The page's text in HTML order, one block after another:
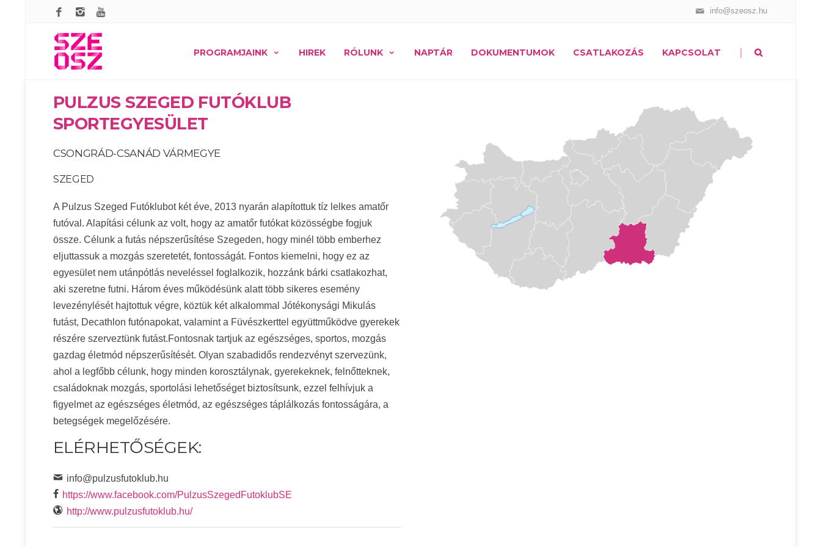
info@szeosz.hu
PROGRAMJAINK HIREK RÓLUNK NAPTÁR DOKUMENTUMOK CSATLAKOZÁS KAPCSOLAT |
PULZUS SZEGED FUTÓKLUB
SPORTEGYESÜLET
CSONGRÁD-CSANÁD VÁRMEGYE
SZEGED
A Pulzus Szeged Futóklubot két éve, 2013 nyarán alapítottuk tíz lelkes amatőr
futóval. Alapítási célunk az volt, hogy az amatőr futókat közösségbe fogjuk
össze. Célunk a futás népszerűsítése Szegeden, hogy minél több emberhez
eljuttassuk a mozgás szeretetét, fontosságát. Fontos kiemelni, hogy ez az
egyesület nem utánpótlás neveléssel foglalkozik, hozzánk bárki csatlakozhat,
aki szeretne futni. Három éves működésünk alatt több sikeres esemény
levezénylését hajtottuk végre, köztük két alkalommal Jótékonysági Mikulás
futást, Decathlon futónapokat, valamint a Füvészkerttel együttműködve gyerekek
részére szerveztünk futást.Fontosnak tartjuk az egészséges, sportos, mozgás
gazdag életmód népszerűsítését. Olyan szabadidős rendezvényt szervezünk,
ahol a legfőbb célunk, hogy minden korosztálynak, gyerekeknek, felnőtteknek,
családoknak mozgás, sportolási lehetőséget biztosítsunk, ezzel felhívjuk a
figyelmet az egészséges életmód, az egészséges táplálkozás fontosságára, a
betegségek megelőzésére.
ELÉRHETŐSÉGEK:
info@pulzusfutoklub.hu
https://www.facebook.com/PulzusSzegedFutoklubSE
http://www.pulzusfutoklub.hu/